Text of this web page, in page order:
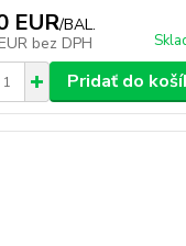
EUR/BAL.
bez DPH
Pridať do